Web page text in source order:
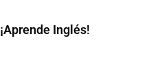
¡Aprende Inglés!